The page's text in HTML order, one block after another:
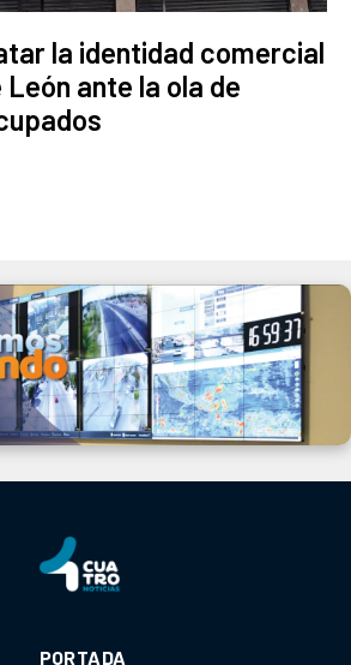
la identidad comercial
ante la ola de
PORTADA